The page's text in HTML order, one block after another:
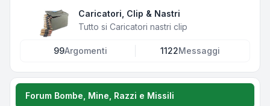
Caricatori, Clip & Nastri
Tutto si Caricatori nastri clip
99Argomenti 1122Messaggi
Forum Bombe, Mine, Razzi e Missili